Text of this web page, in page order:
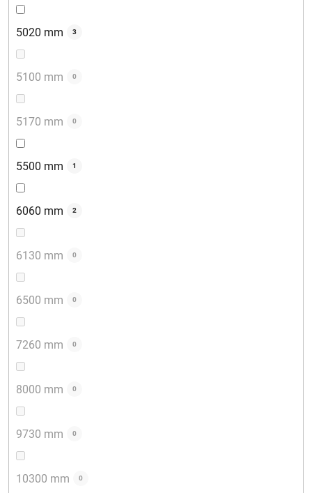
5020 mm 3
5100 mm 0
5170 mm 0
5500 mm 1
6060 mm 2
6130 mm 0
6500 mm 0
7260 mm 0
8000 mm 0
9730 mm 0
10300 mm 0